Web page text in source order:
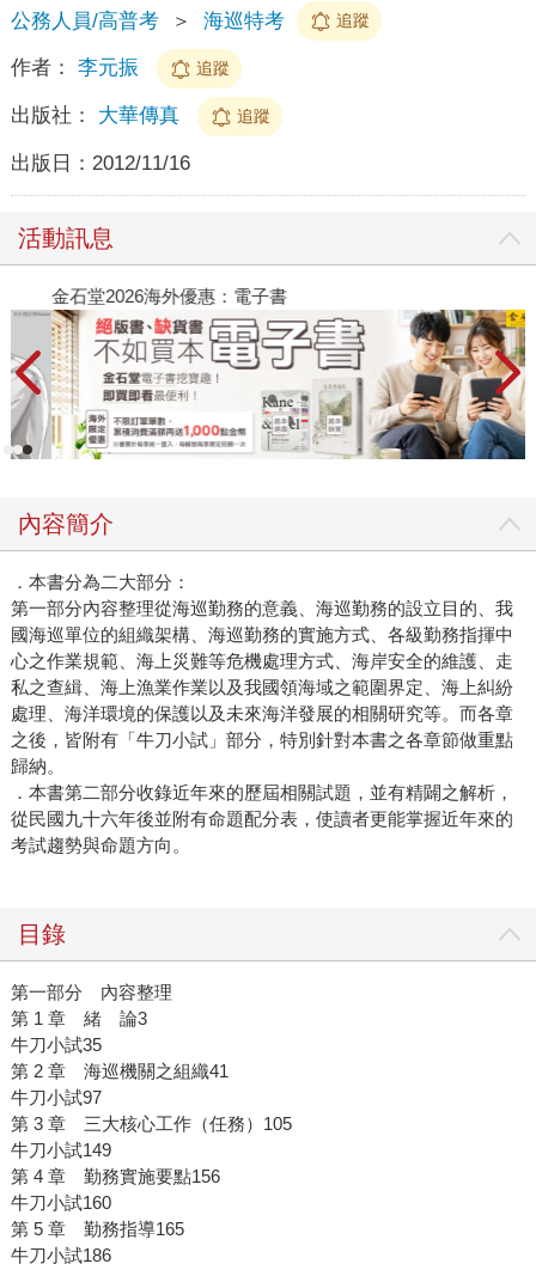
公務人員/高普考
＞ 海巡特考 追蹤
作者： 李元振 追蹤
出版社： 大華傳真 追蹤
出版日： 2012/11/16
活動訊息
金石堂2026海外優惠：電子書
內容簡介
．本書分為二大部分：
第一部分內容整理從海巡勤務的意義、海巡勤務的設立目的、我
國海巡單位的組織架構、海巡勤務的實施方式、各級勤務指揮中
心之作業規範、海上災難等危機處理方式、海岸安全的維護、走
私之查緝、海上漁業作業以及我國領海域之範圍界定、海上糾紛
處理、海洋環境的保護以及未來海洋發展的相關研究等。而各章
之後，皆附有「牛刀小試」部分，特別針對本書之各章節做重點
歸納。
．本書第二部分收錄近年來的歷屆相關試題，並有精闢之解析，
從民國九十六年後並附有命題配分表，使讀者更能掌握近年來的
考試趨勢與命題方向。
目錄
第一部分 內容整理
第 1 章 緒 論3
牛刀小試35
第 2 章 海巡機關之組織41
牛刀小試97
第 3 章 三大核心工作（任務）105
牛刀小試149
第 4 章 勤務實施要點156
牛刀小試160
第 5 章 勤務指導165
牛刀小試186